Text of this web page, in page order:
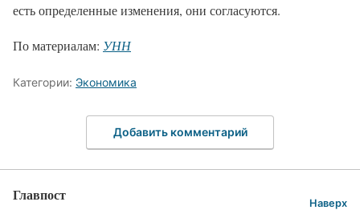
есть определенные изменения, они согласуются.
По материалам: УНН
Категории: Экономика
Добавить комментарий
Главпост Наверх